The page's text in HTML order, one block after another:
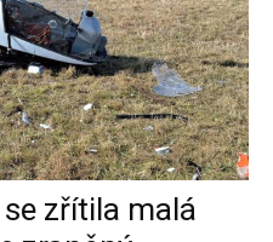
zřítila malá